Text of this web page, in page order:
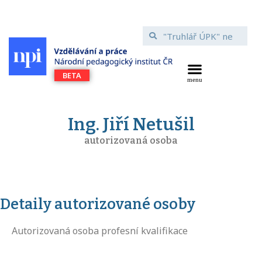
Ing. Jiří Netušil
autorizovaná osoba
Detaily autorizované osoby
Autorizovaná osoba profesní kvalifikace